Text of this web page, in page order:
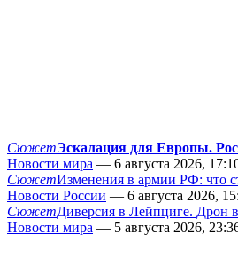
СюжетЭскалация для Европы.
Новости мира — 6 августа 2026,
СюжетИзменения в армии РФ: что
Новости России — 6 августа 2026,
СюжетДиверсия в Лейпциге. Дрон
Новости мира — 5 августа 2026,